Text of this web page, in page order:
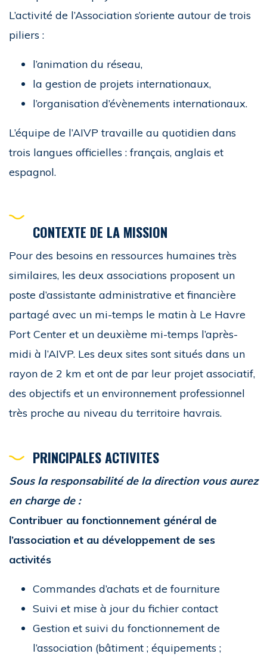
L’activité de l’Association s’oriente autour de trois
piliers :
l’animation du réseau,
la gestion de projets internationaux,
l’organisation d’évènements internationaux.
L’équipe de l’AIVP travaille au quotidien dans
trois langues officielles : français, anglais et
espagnol.
CONTEXTE DE LA MISSION
Pour des besoins en ressources humaines très
similaires, les deux associations proposent un
poste d’assistante administrative et financière
partagé avec un mi-temps le matin à Le Havre
Port Center et un deuxième mi-temps l’après-
midi à l’AIVP. Les deux sites sont situés dans un
rayon de 2 km et ont de par leur projet associatif,
des objectifs et un environnement professionnel
très proche au niveau du territoire havrais.
PRINCIPALES ACTIVITES
Sous la responsabilité de la direction vous aurez
en charge de :
Contribuer au fonctionnement général de
l’association et au développement de ses
activités
Commandes d’achats et de fourniture
Suivi et mise à jour du fichier contact
Gestion et suivi du fonctionnement de
l’association (bâtiment ; équipements ;